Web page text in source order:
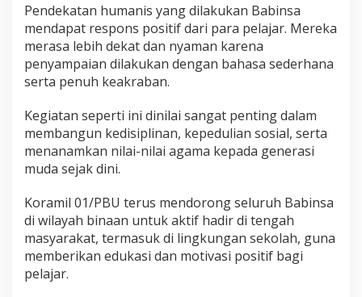
Pendekatan humanis yang dilakukan Babinsa
mendapat respons positif dari para pelajar. Mereka
merasa lebih dekat dan nyaman karena
penyampaian dilakukan dengan bahasa sederhana
serta penuh keakraban.
Kegiatan seperti ini dinilai sangat penting dalam
membangun kedisiplinan, kepedulian sosial, serta
menanamkan nilai-nilai agama kepada generasi
muda sejak dini.
Koramil 01/PBU terus mendorong seluruh Babinsa
di wilayah binaan untuk aktif hadir di tengah
masyarakat, termasuk di lingkungan sekolah, guna
memberikan edukasi dan motivasi positif bagi
pelajar.